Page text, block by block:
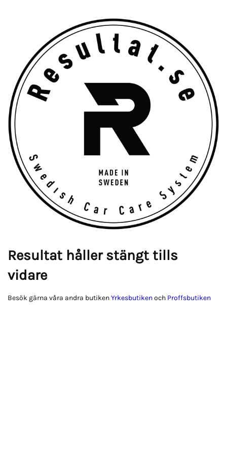
Resultat håller stängt tills
vidare
Besök gärna våra andra butikenYrkesbutikenoch Proffsbutiken